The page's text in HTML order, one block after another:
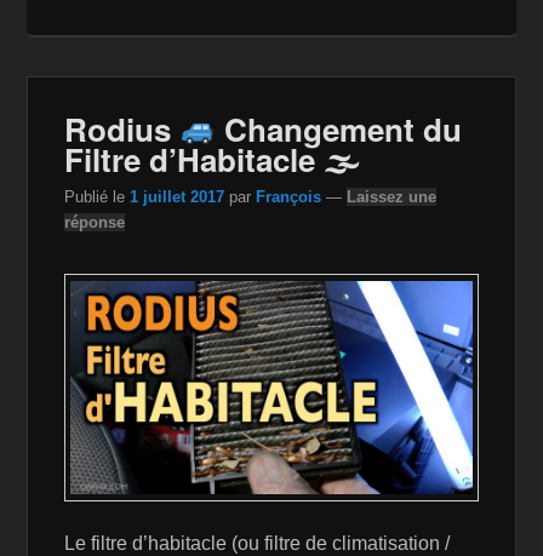
Rodius Changement du
Filtre d’Habitacle 🌫
Publié le 1 juillet 2017 par François — Laissez une
réponse
Le filtre d’habitacle (ou filtre de climatisation /